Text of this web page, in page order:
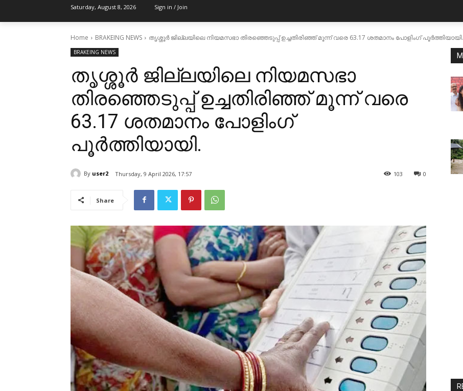
Saturday, August 8, 2026 Sign in / Join
Home BRAKEING NEWS തൃശ്ശൂര്‍ ജില്ലയിലെ നിയമസഭാ തിരഞ്ഞെടുപ്പ് ഉച്ചതിരിഞ്ഞ് മൂന്ന് വരെ 63.17 ശതമാനം പോളിംഗ് പൂർത്തിയായി.
BRAKEING NEWS
തൃശ്ശൂര്‍ ജില്ലയിലെ നിയമസഭാ
തിരഞ്ഞെടുപ്പ് ഉച്ചതിരിഞ്ഞ് മൂന്ന് വരെ
63.17 ശതമാനം പോളിംഗ്
പൂർത്തിയായി.
By user2 Thursday, 9 April 2026, 17:57 0
103
Share